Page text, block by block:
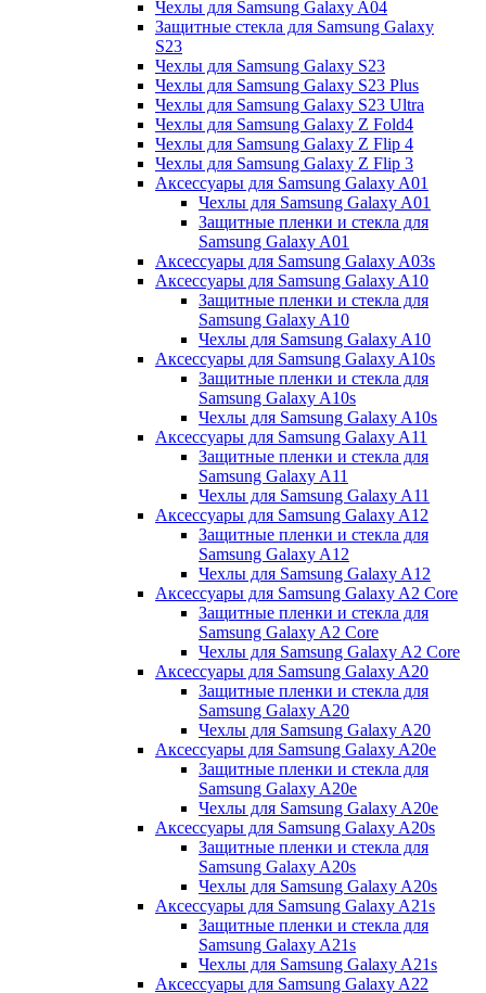
Чехлы для Samsung Galaxy A04
Защитные стекла для Samsung Galaxy
S23
Чехлы для Samsung Galaxy S23
Чехлы для Samsung Galaxy S23 Plus
Чехлы для Samsung Galaxy S23 Ultra
Чехлы для Samsung Galaxy Z Fold4
Чехлы для Samsung Galaxy Z Flip 4
Чехлы для Samsung Galaxy Z Flip 3
Аксессуары для Samsung Galaxy A01
Чехлы для Samsung Galaxy A01
Защитные пленки и стекла для
Samsung Galaxy A01
Аксессуары для Samsung Galaxy A03s
Аксессуары для Samsung Galaxy A10
Защитные пленки и стекла для
Samsung Galaxy A10
Чехлы для Samsung Galaxy A10
Аксессуары для Samsung Galaxy A10s
Защитные пленки и стекла для
Samsung Galaxy A10s
Чехлы для Samsung Galaxy A10s
Аксессуары для Samsung Galaxy A11
Защитные пленки и стекла для
Samsung Galaxy A11
Чехлы для Samsung Galaxy A11
Аксессуары для Samsung Galaxy A12
Защитные пленки и стекла для
Samsung Galaxy A12
Чехлы для Samsung Galaxy A12
Аксессуары для Samsung Galaxy A2 Core
Защитные пленки и стекла для
Samsung Galaxy A2 Core
Чехлы для Samsung Galaxy A2 Core
Аксессуары для Samsung Galaxy A20
Защитные пленки и стекла для
Samsung Galaxy A20
Чехлы для Samsung Galaxy A20
Аксессуары для Samsung Galaxy A20e
Защитные пленки и стекла для
Samsung Galaxy A20e
Чехлы для Samsung Galaxy A20e
Аксессуары для Samsung Galaxy A20s
Защитные пленки и стекла для
Samsung Galaxy A20s
Чехлы для Samsung Galaxy A20s
Аксессуары для Samsung Galaxy A21s
Защитные пленки и стекла для
Samsung Galaxy A21s
Чехлы для Samsung Galaxy A21s
Аксессуары для Samsung Galaxy A22